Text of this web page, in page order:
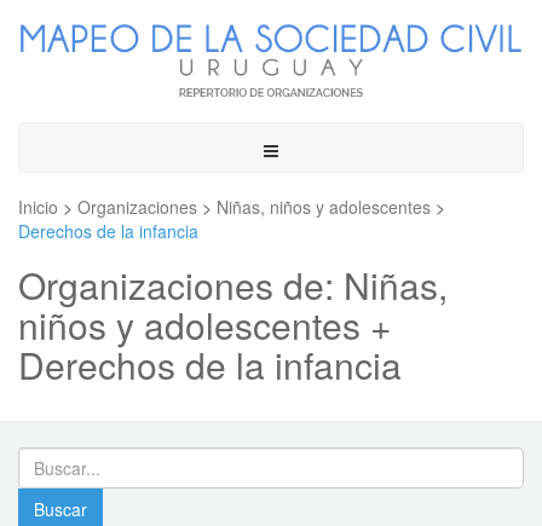
Toggle
Inicio > Organizaciones > Niñas, niños y adolescentes >
Derechos de la infancia
Organizaciones de: Niñas,
niños y adolescentes +
Derechos de la infancia